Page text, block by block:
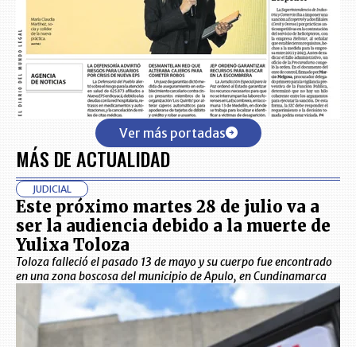
Ver más portadas
MÁS DE ACTUALIDAD
JUDICIAL
Este próximo martes 28 de julio va a
ser la audiencia debido a la muerte de
Yulixa Toloza
Toloza falleció el pasado 13 de mayo y su cuerpo fue encontrado
en una zona boscosa del municipio de Apulo, en Cundinamarca